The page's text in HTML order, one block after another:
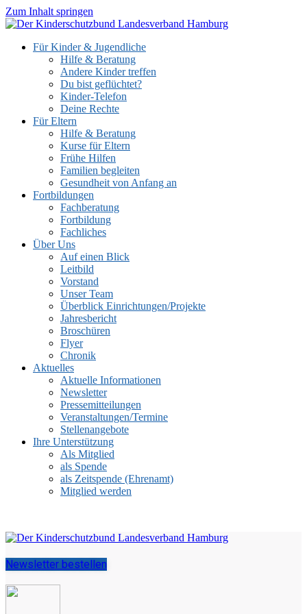
Zum Inhalt springen
Für Kinder & Jugendliche
Hilfe & Beratung
Andere Kinder treffen
Du bist geflüchtet?
Kinder-Telefon
Deine Rechte
Für Eltern
Hilfe & Beratung
Kurse für Eltern
Frühe Hilfen
Familien begleiten
Gesundheit von Anfang an
Fortbildungen
Fachberatung
Fortbildung
Fachliches
Über Uns
Auf einen Blick
Leitbild
Vorstand
Unser Team
Überblick Einrichtungen/Projekte
Jahresbericht
Broschüren
Flyer
Chronik
Aktuelles
Aktuelle Informationen
Newsletter
Pressemitteilungen
Veranstaltungen/Termine
Stellenangebote
Ihre Unterstützung
Als Mitglied
als Spende
als Zeitspende (Ehrenamt)
Mitglied werden
Newsletter bestellen